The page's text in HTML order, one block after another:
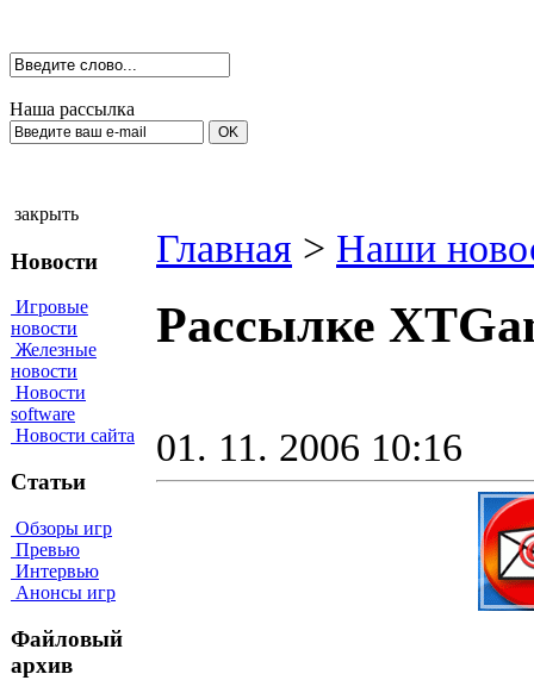
Наша рассылка
закрыть
Новости
Игровые
новости
Железные
новости
Новости
software
Новости сайта
Статьи
Обзоры игр
Превью
Интервью
Анонсы игр
Файловый
архив
Главная > Наши
Рассылке
01. 11. 2006 10:16